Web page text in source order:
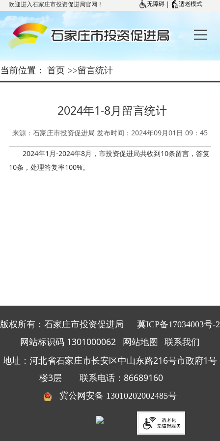
欢迎进入石家庄市投资促进局官网！ 无障碍| 适老模式
当前位置： 首页 >>留言统计
2024年1-8月留言统计
来源：石家庄市投资促进局 发布时间：2024年09月01日 09：45
2024年1月-2024年8月，市投资促进局共收到10条留言，答复
10条，处理答复率100%。
版权所有：石家庄市投资促进局 冀ICP备17034003号-2
网站标识码 1301000062 网站地图 联系我们
地址：河北省石家庄市长安区中山东路216号市政府1号
楼3层 联系电话：86689160
冀公网安备 13010202002485号